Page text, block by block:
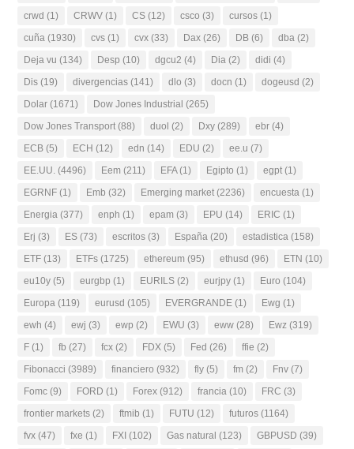
crwd (1) CRWV (1) CS (12) csco (3) cursos (1)
cuña (1930) cvs (1) cvx (33) Dax (26) DB (6) dba (2)
Deja vu (134) Desp (10) dgcu2 (4) Dia (2) didi (4)
Dis (19) divergencias (141) dlo (3) docn (1) dogeusd (2)
Dolar (1671) Dow Jones Industrial (265)
Dow Jones Transport (88) duol (2) Dxy (289) ebr (4)
ECB (5) ECH (12) edn (14) EDU (2) ee.u (7)
EE.UU. (4496) Eem (211) EFA(1) Egipto (1) egpt (1)
EGRNF (1) Emb (32) Emerging market (2236) encuesta (1)
Energia (377) enph (1) epam (3) EPU (14) ERIC (1)
Erj (3) ES (73) escritos (3) España (20) estadistica (158)
ETF (13) ETFs (1725) ethereum (95) ethusd (96) ETN (10)
eu10y (5) eurgbp (1) EURILS (2) eurjpy (1) Euro (104)
Europa (119) eurusd (105) EVERGRANDE (1) Ewg (1)
ewh (4) ewj (3) ewp (2) EWU (3) eww (28) Ewz (319)
F (1) fb (27) fcx (2) FDX (5) Fed (26) ffie (2)
Fibonacci (3989) financiero (932) fly (5) fm (2) Fnv (7)
Fomc (9) FORD (1) Forex (912) francia (10) FRC (3)
frontier markets (2) ftmib (1) FUTU (12) futuros (1164)
fvx (47) fxe (1) FXI (102) Gas natural (123) GBPUSD (39)